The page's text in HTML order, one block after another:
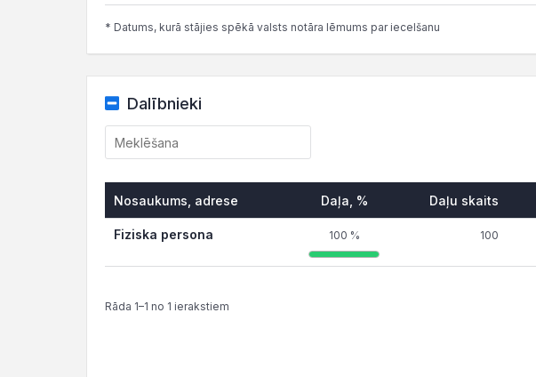
* Datums, kurā stājies spēkā valsts notāra lēmums par iecelšanu
Dalībnieki
Nosaukums, adrese Daļa, % Daļu skaits
Fiziska persona 100 % 100
Rāda 1–1 no 1 ierakstiem